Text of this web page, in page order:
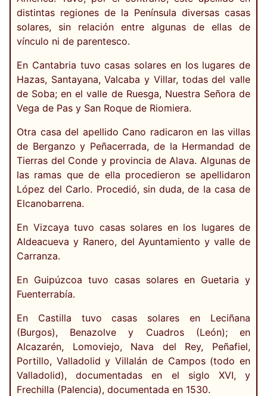
distintas regiones de la Península diversas casas
solares, sin relación entre algunas de ellas de
vínculo ni de parentesco.
En Cantabria tuvo casas solares en los lugares de
Hazas, Santayana, Valcaba y Villar, todas del valle
de Soba; en el valle de Ruesga, Nuestra Señora de
Vega de Pas y San Roque de Riomiera.
Otra casa del apellido Cano radicaron en las villas
de Berganzo y Peñacerrada, de la Hermandad de
Tierras del Conde y provincia de Alava. Algunas de
las ramas que de ella procedieron se apellidaron
López del Carlo. Procedió, sin duda, de la casa de
Elcanobarrena.
En Vizcaya tuvo casas solares en los lugares de
Aldeacueva y Ranero, del Ayuntamiento y valle de
Carranza.
En Guipúzcoa tuvo casas solares en Guetaria y
Fuenterrabía.
En Castilla tuvo casas solares en Leciñana
(Burgos), Benazolve y Cuadros (León); en
Alcazarén, Lomoviejo, Nava del Rey, Peñafiel,
Portillo, Valladolid y Villalán de Campos (todo en
Valladolid), documentadas en el siglo XVI, y
Frechilla (Palencia), documentada en 1530.